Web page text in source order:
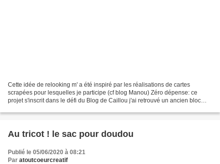
Cette idée de relooking m' a été inspiré par les réalisations de cartes
scrapées pour lesquelles je participe (cf blog Manou) Zéro dépense: ce
projet s'inscrit dans le défi du Blog de Caillou j'ai retrouvé un ancien bloc
Au tricot ! le sac pour doudou
Publié le 05/06/2020 à 08:21
Par atoutcoeurcreatif